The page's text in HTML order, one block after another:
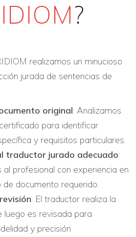
?
realizamos un minucioso
jurada de sentencias de
original: Analizamos
para identificar
y requisitos particulares.
traductor jurado adecuado:
al profesional con experiencia en
de documento requerido.
: El traductor realiza la
luego es revisada para
y precisión